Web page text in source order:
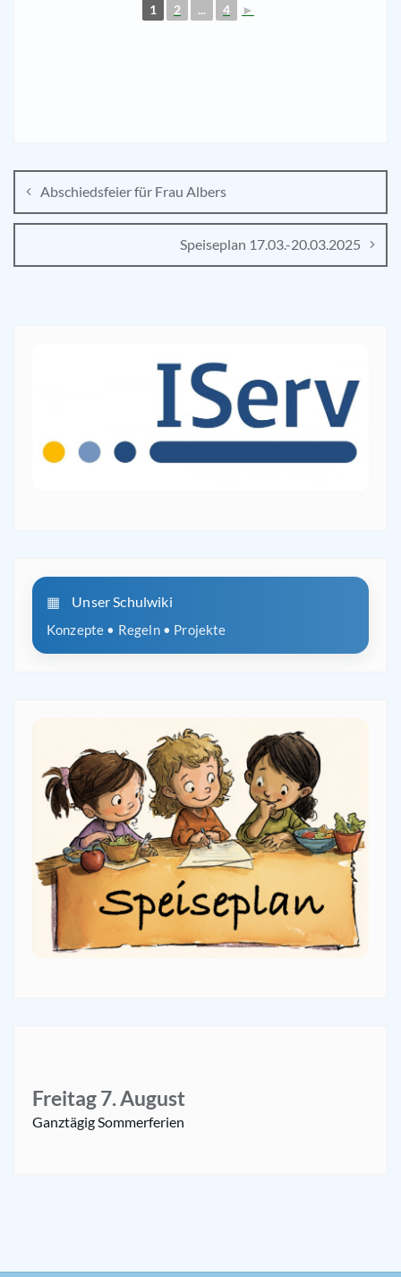
1 2 ... 4 ►
Abschiedsfeier für Frau Albers
Speiseplan 17.03.-20.03.2025
Unser Schulwiki
Konzepte • Regeln • Projekte
Freitag7.August
GanztägigSommerferien